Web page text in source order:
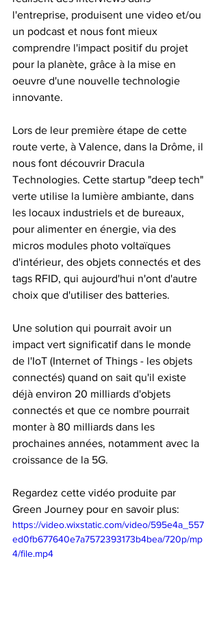
l'entreprise, produisent une video et/ou
un podcast et nous font mieux
comprendre l'impact positif du projet
pour la planète, grâce à la mise en
oeuvre d'une nouvelle technologie
innovante.
Lors de leur première étape de cette
route verte, à Valence, dans la Drôme, il
nous font découvrir Dracula
Technologies. Cette startup "deep tech"
verte utilise la lumière ambiante, dans
les locaux industriels et de bureaux,
pour alimenter en énergie, via des
micros modules photo voltaïques
d'intérieur, des objets connectés et des
tags RFID, qui aujourd'hui n'ont d'autre
choix que d'utiliser des batteries.
Une solution qui pourrait avoir un
impact vert significatif dans le monde
de l'IoT (Internet of Things - les objets
connectés) quand on sait qu'il existe
déjà environ 20 milliards d'objets
connectés et que ce nombre pourrait
monter à 80 milliards dans les
prochaines années, notamment avec la
croissance de la 5G.
Regardez cette vidéo produite par
Green Journey pour en savoir plus:
https://video.wixstatic.com/video/595e4a_557
ed0fb677640e7a7572393173b4bea/720p/mp
4/file.mp4